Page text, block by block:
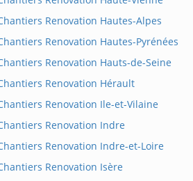
Renovation Hautes-Alpes
Renovation Hautes-Pyrénées
Renovation Hauts-de-Seine
Renovation Hérault
Renovation Ile-et-Vilaine
Renovation Indre
Renovation Indre-et-Loire
Renovation Isère